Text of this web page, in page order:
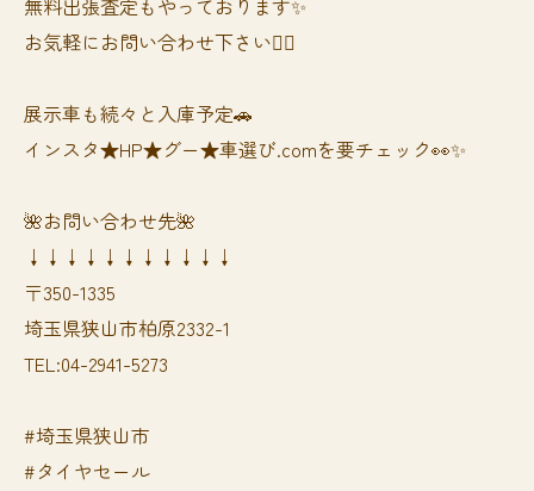
無料出張査定もやっております✨
お気軽にお問い合わせ下さい🙆‍♀️
展示車も続々と入庫予定🚗
インスタ★HP★グー★車選び.comを要チェック👀✨
🌺お問い合わせ先🌺
↓↓↓↓↓↓↓↓↓↓↓
〒350-1335
埼玉県狭山市柏原2332-1
TEL:04-2941-5273
#埼玉県狭山市
#タイヤセール